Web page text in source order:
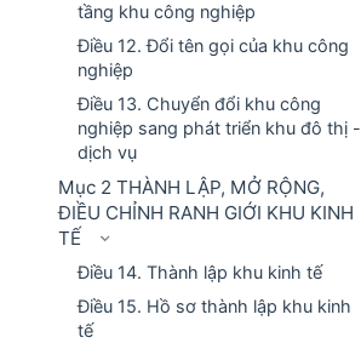
tầng khu công nghiệp
Điều 12. Đổi tên gọi của khu công
nghiệp
Điều 13. Chuyển đổi khu công
nghiệp sang phát triển khu đô thị -
dịch vụ
Mục 2 THÀNH LẬP, MỞ RỘNG,
ĐIỀU CHỈNH RANH GIỚI KHU KINH
TẾ
Điều 14. Thành lập khu kinh tế
Điều 15. Hồ sơ thành lập khu kinh
tế